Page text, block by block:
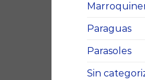
Paraguas
Parasoles
Sin